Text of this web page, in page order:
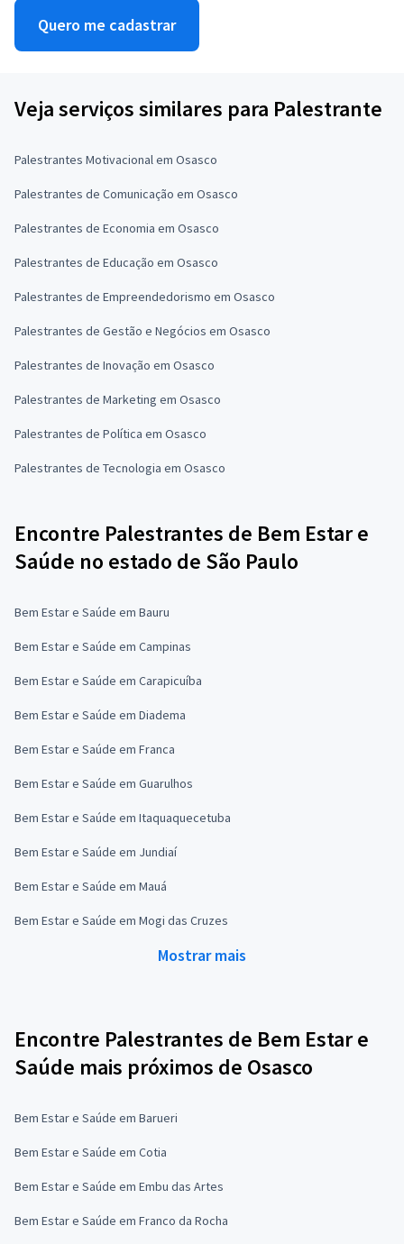
Quero me cadastrar
Veja serviços similares para Palestrante
Palestrantes Motivacional em Osasco
Palestrantes de Comunicação em Osasco
Palestrantes de Economia em Osasco
Palestrantes de Educação em Osasco
Palestrantes de Empreendedorismo em Osasco
Palestrantes de Gestão e Negócios em Osasco
Palestrantes de Inovação em Osasco
Palestrantes de Marketing em Osasco
Palestrantes de Política em Osasco
Palestrantes de Tecnologia em Osasco
Encontre Palestrantes de Bem Estar e
Saúde no estado de São Paulo
Bem Estar e Saúde em Bauru
Bem Estar e Saúde em Campinas
Bem Estar e Saúde em Carapicuíba
Bem Estar e Saúde em Diadema
Bem Estar e Saúde em Franca
Bem Estar e Saúde em Guarulhos
Bem Estar e Saúde em Itaquaquecetuba
Bem Estar e Saúde em Jundiaí
Bem Estar e Saúde em Mauá
Bem Estar e Saúde em Mogi das Cruzes
Mostrar mais
Encontre Palestrantes de Bem Estar e
Saúde mais próximos de Osasco
Bem Estar e Saúde em Barueri
Bem Estar e Saúde em Cotia
Bem Estar e Saúde em Embu das Artes
Bem Estar e Saúde em Franco da Rocha